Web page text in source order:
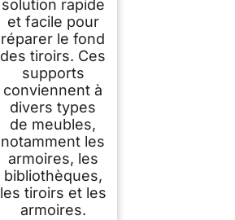
solution rapide
et facile pour
réparer le fond
des tiroirs. Ces
supports
conviennent à
divers types
de meubles,
notamment les
armoires, les
bibliothèques,
les tiroirs et les
armoires.